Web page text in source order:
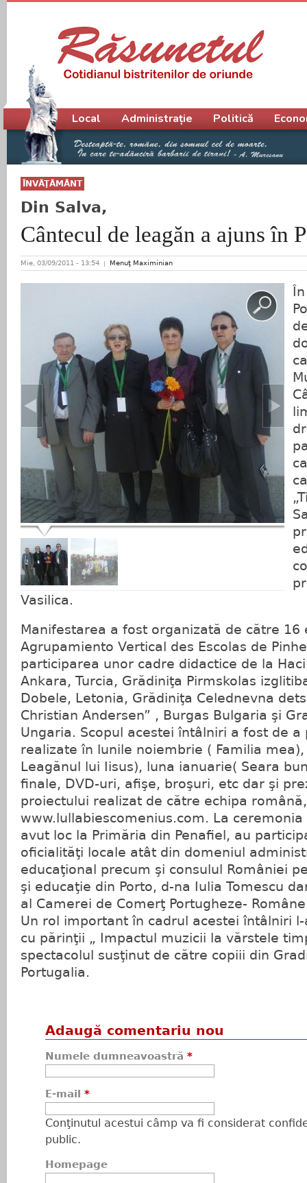
ÎNVĂŢĂMÂNT
Din Salva,
Cântecul de leagăn a ajuns în
Mie, 03/09/2011 - 13:54 Menuţ Maximinian
Vasilica.
Manifestarea a fost organizată de către 16
Agrupamiento Vertical des Escolas de
participarea unor cadre didactice de la
Ankara, Turcia, Grădiniţa Pirmskolas
Dobele, Letonia, Grădiniţa Celednevna
Christian Andersen” , Burgas Bulgaria şi
Ungaria. Scopul acestei întâlniri a fost de
realizate în lunile noiembrie ( Familia
Leagănul lui Iisus), luna ianuarie( Seara
finale, DVD-uri, afişe, broşuri, etc dar şi
proiectului realizat de către echipa română,
www.lullabiescomenius.com. La
avut loc la Primăria din Penafiel, au
oficialităţi locale atât din domeniul
educaţional precum şi consulul României
şi educaţie din Porto, d-na Iulia Tomescu
al Camerei de Comerţ Portugheze-
Un rol important în cadrul acestei întâlniri
cu părinţii „ Impactul muzicii la vărstele
spectacolul susţinut de către copiii din
Portugalia.
Adaugă comentariu nou
Numele dumneavoastră *
E-mail *
Conţinutul acestui câmp va fi considerat
public.
Homepage
Meniu principal
Local Administrație Politică